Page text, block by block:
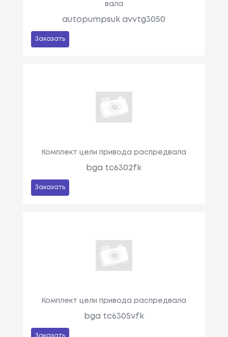
вала
autopumpsuk avvtg3050
Заказать
Комплект цели привода распредвала
bga tc6302fk
Заказать
Комплект цели привода распредвала
bga tc6305vfk
Заказать